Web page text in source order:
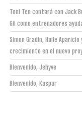
Toni Ten contará con Jack
Gil como entrenadores
Simon Gradin, Haile
crecimiento en el nuevo
Bienvenido, Jehyve
Bienvenido, Kaspar